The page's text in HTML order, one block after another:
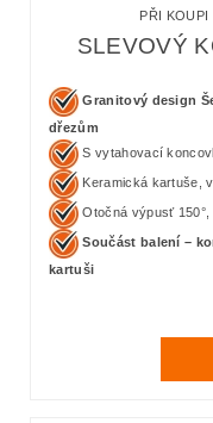
PŘI KOUPI
SLEVOVÝ
Granitový design
dřezům
S vytahovací
Keramická kartuše,
Otočná výpusť
Součást balení –
kartuši